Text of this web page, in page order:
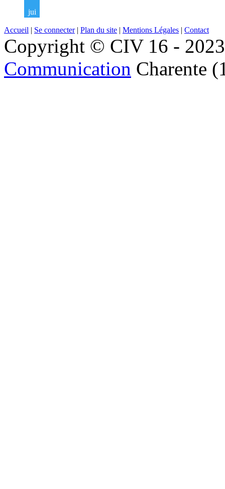
jui
Accueil | Se connecter| Plan du site | Mentions Légales | Contact
Copyright © CIV 16 -
Communication Charente